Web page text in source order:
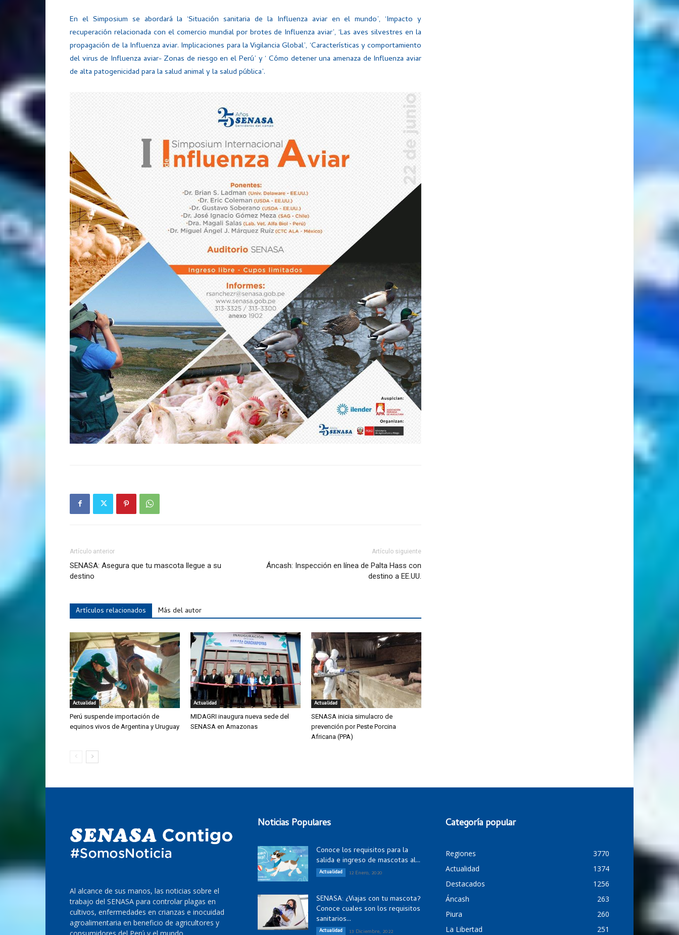
En el Simposium se abordará la ‘Situación sanitaria de la Influenza aviar en el mundo’, ‘Impacto y
recuperación relacionada con el comercio mundial por brotes de Influenza aviar’, ‘Las aves silvestres en la
propagación de la Influenza aviar. Implicaciones para la Vigilancia Global’, ‘Características y comportamiento
del virus de Influenza aviar- Zonas de riesgo en el Perú’ y ‘ Cómo detener una amenaza de Influenza aviar
de alta patogenicidad para la salud animal y la salud pública’.
Artículo anterior
SENASA: Asegura que tu mascota llegue a su
destino
Artículo siguiente
Áncash: Inspección en línea de Palta Hass con
destino a EE.UU.
Artículos relacionados Más del autor
Actualidad
Perú suspende importación de
equinos vivos de Argentina y Uruguay
Actualidad
MIDAGRI inaugura nueva sede del
SENASA en Amazonas
Actualidad
SENASA inicia simulacro de
prevención por Peste Porcina
Africana (PPA)
Al alcance de sus manos, las noticias sobre el
trabajo del SENASA para controlar plagas en
cultivos, enfermedades en crianzas e inocuidad
agroalimentaria en beneficio de agricultores y
Noticias Populares
Conoce los requisitos para la
salida e ingreso de mascotas al...
Actualidad 12 Enero, 2020
SENASA: ¿Viajas con tu mascota?
Conoce cuales son los requisitos
sanitarios...
Actualidad 13 Diciembre, 2022
Categoría popular
Regiones
3770
Actualidad
1374
Destacados
1256
Áncash
263
Piura
260
La Libertad
251